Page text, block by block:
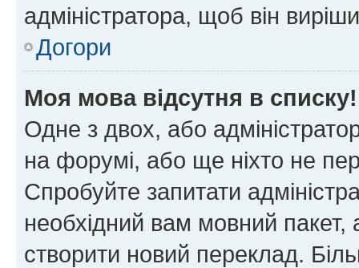
адміністратора, щоб він
Догори
Моя мова відсутня в списку!
Одне з двох, або
на форумі, або ще ніхто не
Спробуйте запитати
необхідний вам мовний
створити новий переклад.